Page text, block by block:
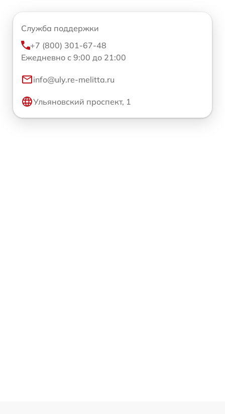
Служба поддержки
+7 (800) 301-67-48
Ежедневно с 9:00 до 21:00
info@uly.re-melitta.ru
Ульяновский проспект, 1